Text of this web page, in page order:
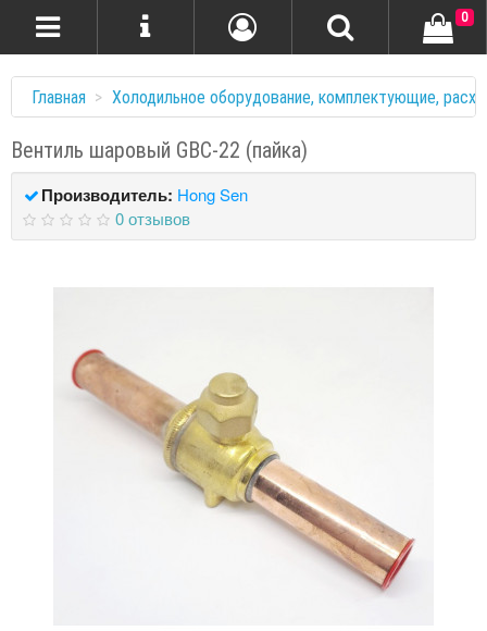
0
Главная Холодильное оборудование, комплектующие,
Вентиль шаровый GBC-22 (пайка)
Производитель: Hong Sen
0 отзывов